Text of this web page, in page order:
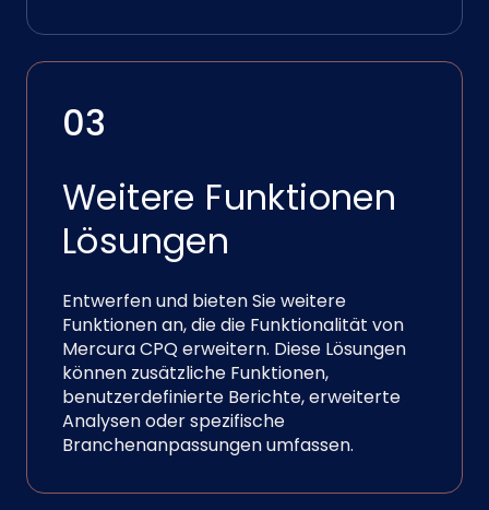
03
Weitere Funktionen
Lösungen
Entwerfen und bieten Sie weitere
Funktionen an, die die Funktionalität von
Mercura CPQ erweitern. Diese Lösungen
können zusätzliche Funktionen,
benutzerdefinierte Berichte, erweiterte
Analysen oder spezifische
Branchenanpassungen umfassen.